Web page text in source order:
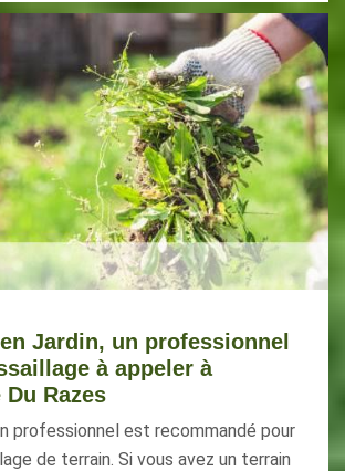
Jardin, un professionnel
à appeler à
Razes
professionnel est recommandé pour
de terrain. Si vous avez un terrain